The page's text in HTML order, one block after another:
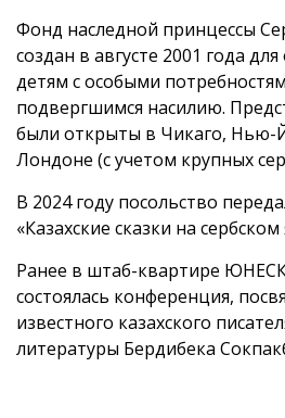
Фонд наследной принцессы
создан в августе 2001 года
детям с особыми
подвергшимся насилию.
были открыты в Чикаго, Нью-
Лондоне (с учетом крупных
В 2024 году посольство
«Казахские сказки на сербском
Ранее в штаб-квартире
состоялась конференция,
известного казахского
литературы Бердибека